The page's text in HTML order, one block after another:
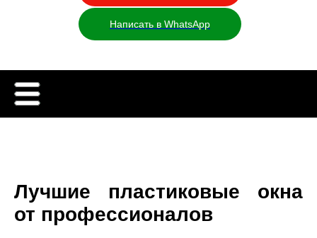
Написать в WhatsApp
Лучшие пластиковые окна
от профессионалов